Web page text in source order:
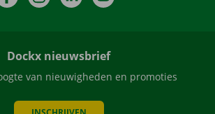
Dockx nieuwsbrief
van nieuwigheden en promoties